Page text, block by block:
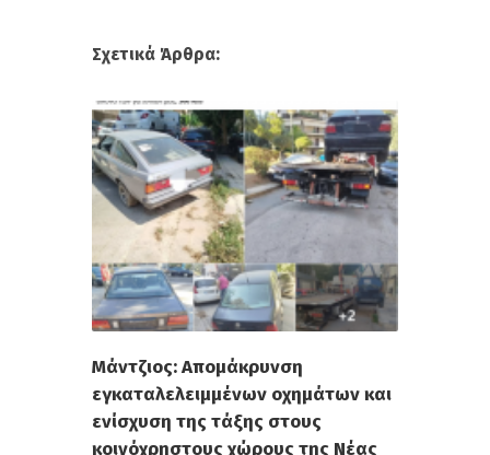
Σχετικά Άρθρα:
Μάντζιος: Απομάκρυνση
εγκαταλελειμμένων οχημάτων και
ενίσχυση της τάξης στους
κοινόχρηστους χώρους της Νέας